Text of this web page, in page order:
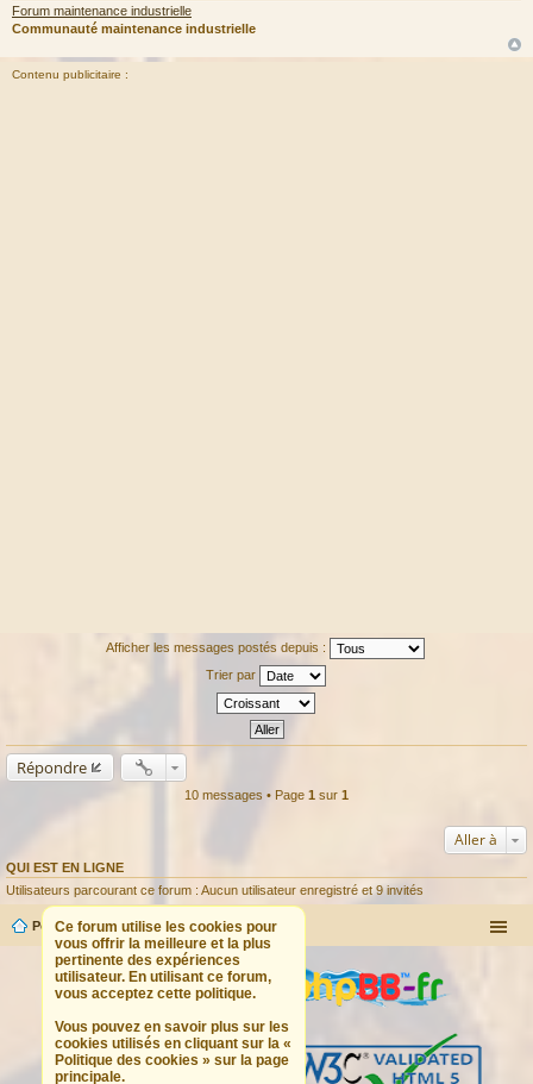
Forum maintenance industrielle
Communauté maintenance industrielle
Contenu publicitaire :
Afficher les messages postés depuis :
Trier par
Répondre
10 messages • Page 1 sur 1
Aller à
QUI EST EN LIGNE
Utilisateurs parcourant ce forum : Aucun utilisateur enregistré et 9 invités
Ce forum utilise les cookies pour
vous offrir la meilleure et la plus
pertinente des expériences
utilisateur. En utilisant ce forum,
vous acceptez cette politique.
Vous pouvez en savoir plus sur les
cookies utilisés en cliquant sur la «
Politique des cookies » sur la page
principale.
Portail Forum